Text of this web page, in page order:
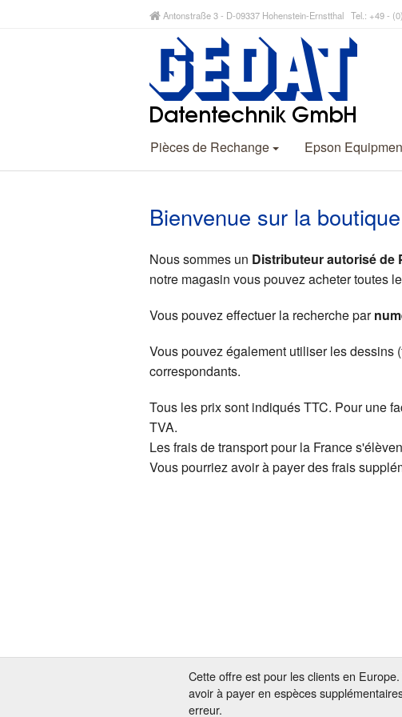
Antonstraße 3 - D-09337 Hohenstein-Ernstthal Tel.: +49 -
Pièces de Rechange Epson
Bienvenue sur la
Nous sommes un Distributeur autorisé de
notre magasin vous pouvez acheter toutes
Vous pouvez effectuer la recherche par
Vous pouvez également utiliser les
correspondants.
Tous les prix sont indiqués TTC. Pour une
TVA.
Les frais de transport pour la France
Vous pourriez avoir à payer des frais
Cette offre est pour les clients en
avoir à payer en espèces
erreur.